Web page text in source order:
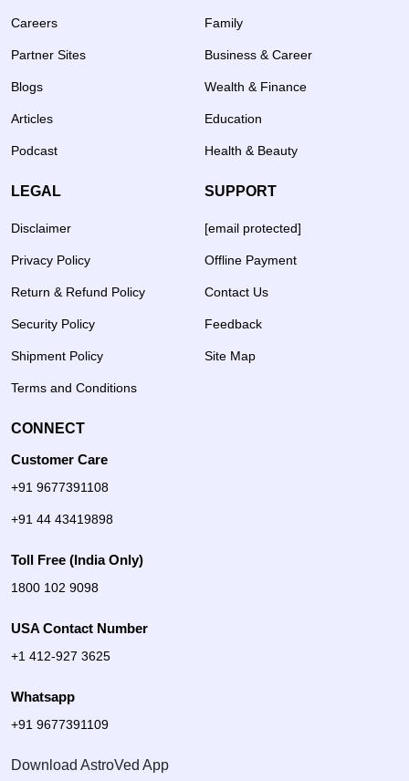
Careers
Partner Sites
Blogs
Articles
Podcast
Family
Business & Career
Wealth & Finance
Education
Health & Beauty
LEGAL
Disclaimer
Privacy Policy
Return & Refund Policy
Security Policy
Shipment Policy
Terms and Conditions
SUPPORT
[email protected]
Offline Payment
Contact Us
Feedback
Site Map
CONNECT
Customer Care
+91 9677391108
+91 44 43419898
Toll Free (India Only)
1800 102 9098
USA Contact Number
+1 412-927 3625
Whatsapp
+91 9677391109
Download AstroVed App